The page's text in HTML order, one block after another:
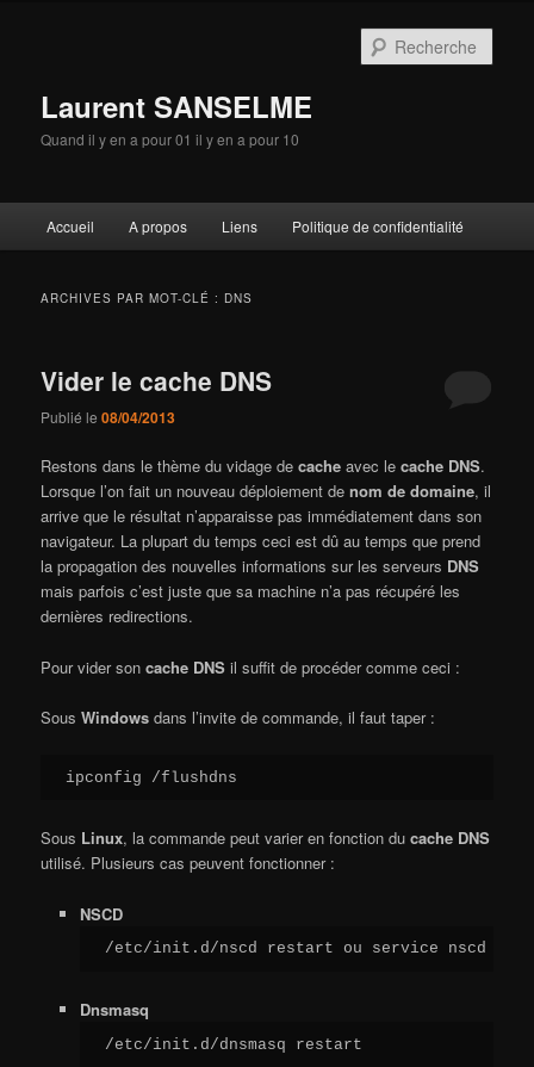
Laurent SANSELME
Quand il y en a pour 01 il y en a pour 10
principal
Accueil A propos Liens Politique de confidentialité
ARCHIVES PAR MOT-CLÉ : DNS
Vider le cache DNS
Publié le08/04/2013
Restons dans le thème du vidage decache avec lecache DNS.
Lorsque l’on fait un nouveau déploiement denom de domaine, il
arrive que le résultat n’apparaisse pas immédiatement dans son
navigateur. La plupart du temps ceci est dû au temps que prend
la propagation des nouvelles informations sur les serveurs DNS
mais parfois c’est juste que sa machine n’a pas récupéré les
dernières redirections.
Pour vider soncache DNS il suffit de procéder comme ceci :
SousWindows dans l’invite de commande, il faut taper :
ipconfig /flushdns
Sous Linux, la commande peut varier en fonction ducache DNS
utilisé. Plusieurs cas peuvent fonctionner :
NSCD
/etc/init.d/nscd restart ou service nscd
Dnsmasq
/etc/init.d/dnsmasq restart